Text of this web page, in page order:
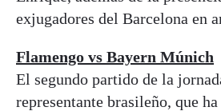
exjugadores del Barcelona en
Flamengo vs Bayern Múnich
El segundo partido de la
representante brasileño, que